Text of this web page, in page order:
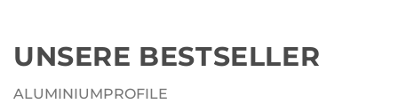
UNSERE BESTSELLER
ALUMINIUMPROFILE